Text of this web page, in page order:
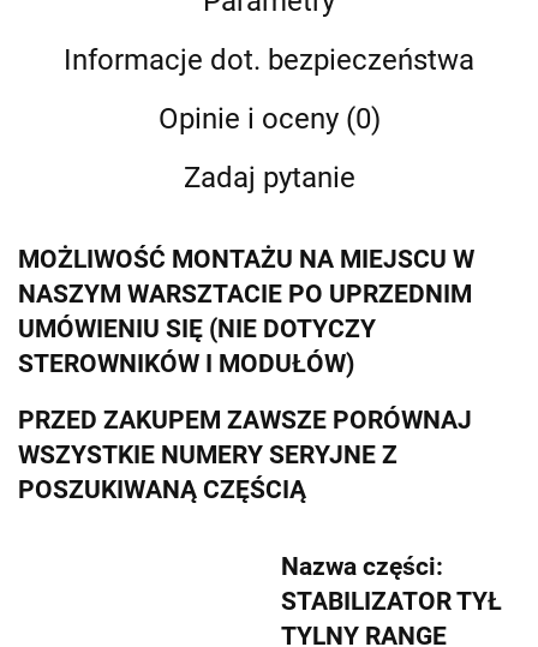
Informacje dot. bezpieczeństwa
Opinie i oceny (0)
Zadaj pytanie
MOŻLIWOŚĆ MONTAŻU NA MIEJSCU W
NASZYM WARSZTACIE PO UPRZEDNIM
UMÓWIENIU SIĘ (NIE DOTYCZY
STEROWNIKÓW I MODUŁÓW)
PRZED ZAKUPEM ZAWSZE PORÓWNAJ
WSZYSTKIE NUMERY SERYJNE Z
POSZUKIWANĄ CZĘŚCIĄ
Nazwa części:
STABILIZATOR TYŁ
TYLNY RANGE